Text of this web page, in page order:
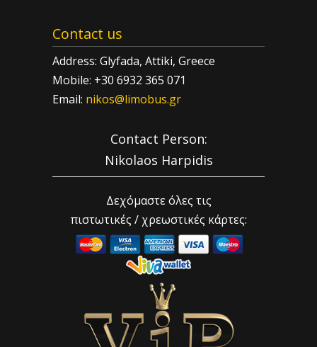
Contact us
Address: Glyfada, Attiki, Greece
Mobile: +30 6932 365 071
Email: nikos@limobus.gr
Contact Person:
Nikolaos Harpidis
Δεχόμαστε όλες τις
πιστωτικές / χρεωστικές κάρτες: